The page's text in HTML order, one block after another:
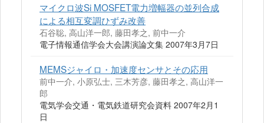
マイクロ波Si MOSFET電力増幅器の並列合成
による相互変調ひずみ改善
石谷聡, 高山洋一郎, 藤田孝之, 前中一介
電子情報通信学会大会講演論文集 2007年3月7日
MEMSジャイロ・加速度センサとその応用
前中一介, 小原弘士, 三木芳彦, 藤田孝之, 高山洋一
郎
電気学会交通・電気鉄道研究会資料 2007年2月1
日